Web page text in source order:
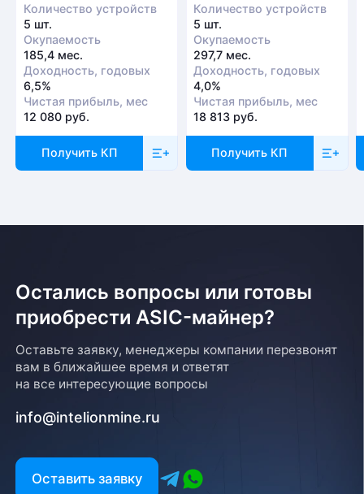
Количество устройств
5 шт.
Окупаемость
185,4 мес.
Доходность, годовых
6,5%
Чистая прибыль, мес
12 080 руб.
Получить КП
Количество устройств
5 шт.
Окупаемость
297,7 мес.
Доходность, годовых
4,0%
Чистая прибыль, мес
18 813 руб.
Получить КП
Остались вопросы или готовы
приобрести ASIC-майнер?
Оставьте заявку, менеджеры компании перезвонят
вам в ближайшее время и ответят
на все интересующие вопросы
info@intelionmine.ru
Оставить заявку